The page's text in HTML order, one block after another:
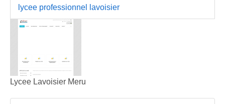
lycee professionnel lavoisier
Lycee Lavoisier Meru